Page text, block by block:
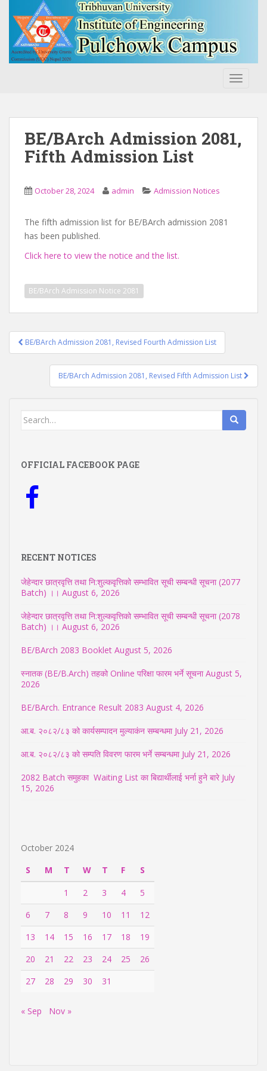
BE/BArch Admission 2081,
Fifth Admission List
October 28, 2024 admin Admission Notices
The fifth admission list for BE/BArch admission 2081
has been published.
Click here to view the notice and the list.
BE/BArch Admission Notice 2081
Post
navigation
BE/BArch Admission 2081, Revised Fourth Admission List
BE/BArch Admission 2081, Revised Fifth Admission List
Search
OFFICIAL FACEBOOK PAGE
RECENT NOTICES
जेहेन्दार छात्रवृत्ति तथा नि:शुल्कवृत्तिको सम्भावित सूची सम्बन्धी सूचना (2077
Batch) ।। August 6, 2026
जेहेन्दार छात्रवृत्ति तथा नि:शुल्कवृत्तिको सम्भावित सूची सम्बन्धी सूचना (2078
Batch) ।। August 6, 2026
BE/BArch 2083 Booklet August 5, 2026
स्नातक (BE/B.Arch) तहको Online परिक्षा फारम भर्ने सूचना August 5,
2026
BE/BArch. Entrance Result 2083 August 4, 2026
आ.ब. २०८२/८३ को कार्यसम्पादन मुल्याकंन सम्बन्धमा July 21, 2026
आ.ब. २०८२/८३ को सम्पति विवरण फारम भर्ने सम्बन्धमा July 21, 2026
2082 Batch समुहका Waiting List का बिद्यार्थीलाई भर्ना हुने बारे July
15, 2026
October 2024
S
M T W T F
S
1
2 3 4
5
6
7 8 9 10 11
12
13
14 15 16 17 18
19
20
21 22 23 24 25
26
27
28 29 30 31
« Sep Nov »